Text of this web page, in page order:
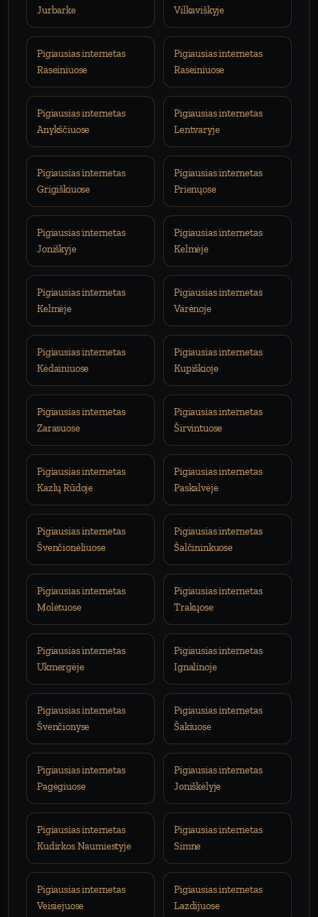
Jurbarke Vilkaviškyje
Pigiausias internetas
Raseiniuose
Pigiausias internetas
Raseiniuose
Pigiausias internetas
Anykščiuose
Pigiausias internetas
Lentvaryje
Pigiausias internetas
Grigiškiuose
Pigiausias internetas
Prienųose
Pigiausias internetas
Joniškyje
Pigiausias internetas
Kelmėje
Pigiausias internetas
Kelmėje
Pigiausias internetas
Varėnoje
Pigiausias internetas
Kėdainiuose
Pigiausias internetas
Kupiškioje
Pigiausias internetas
Zarasuose
Pigiausias internetas
Širvintuose
Pigiausias internetas
Kazlų Rūdoje
Pigiausias internetas
Paskalvėje
Pigiausias internetas
Švenčionėliuose
Pigiausias internetas
Šalčininkuose
Pigiausias internetas
Molėtuose
Pigiausias internetas
Trakųose
Pigiausias internetas
Ukmergėje
Pigiausias internetas
Ignalinoje
Pigiausias internetas
Švenčionyse
Pigiausias internetas
Šakiuose
Pigiausias internetas
Pagėgiuose
Pigiausias internetas
Joniškėlyje
Pigiausias internetas
Kudirkos Naumiestyje
Pigiausias internetas
Simne
Pigiausias internetas
Veisiejuose
Pigiausias internetas
Lazdijuose